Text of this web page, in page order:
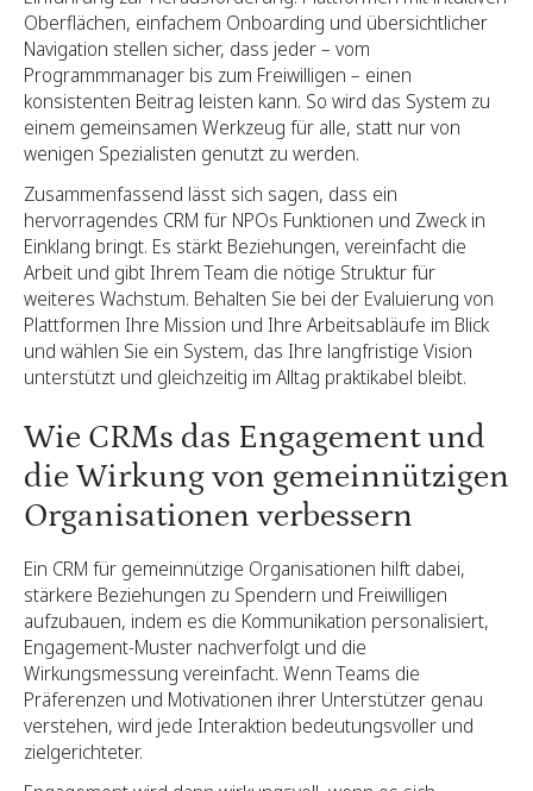
Oberflächen, einfachem Onboarding und übersichtlicher
Navigation stellen sicher, dass jeder – vom
Programmmanager bis zum Freiwilligen – einen
konsistenten Beitrag leisten kann. So wird das System zu
einem gemeinsamen Werkzeug für alle, statt nur von
wenigen Spezialisten genutzt zu werden.
Zusammenfassend lässt sich sagen, dass ein
hervorragendes CRM für NPOs Funktionen und Zweck in
Einklang bringt. Es stärkt Beziehungen, vereinfacht die
Arbeit und gibt Ihrem Team die nötige Struktur für
weiteres Wachstum. Behalten Sie bei der Evaluierung von
Plattformen Ihre Mission und Ihre Arbeitsabläufe im Blick
und wählen Sie ein System, das Ihre langfristige Vision
unterstützt und gleichzeitig im Alltag praktikabel bleibt.
Wie CRMs das Engagement und
die Wirkung von gemeinnützigen
Organisationen verbessern
Ein CRM für gemeinnützige Organisationen hilft dabei,
stärkere Beziehungen zu Spendern und Freiwilligen
aufzubauen, indem es die Kommunikation personalisiert,
Engagement-Muster nachverfolgt und die
Wirkungsmessung vereinfacht. Wenn Teams die
Präferenzen und Motivationen ihrer Unterstützer genau
verstehen, wird jede Interaktion bedeutungsvoller und
zielgerichteter.